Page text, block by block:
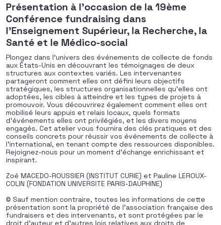
Présentation à l'occasion de la 19ème
Conférence fundraising dans
l'Enseignement Supérieur, la Recherche, la
Santé et le Médico-social
Plongez dans l’univers des événements de collecte de fonds
aux États-Unis en découvrant les témoignages de deux
structures aux contextes variés. Les intervenantes
partageront comment elles ont défini leurs objectifs
stratégiques, les structures organisationnelles qu’elles ont
adoptées, les cibles à atteindre et les types de projets à
promouvoir. Vous découvrirez également comment elles ont
mobilisé leurs appuis et relais locaux, quels formats
d’événements elles ont privilégiés, et les divers moyens
engagés. Cet atelier vous fournira des clés pratiques et des
conseils concrets pour réussir vos événements de collecte à
l’international, en tenant compte des ressources disponibles.
Rejoignez-nous pour un moment d’échange enrichissant et
inspirant.
Zoé MACEDO-ROUSSIER (INSTITUT CURIE) et Pauline LEROUX-
COLIN (FONDATION UNIVERSITE PARIS-DAUPHINE)
© Sauf mention contraire, toutes les informations de cette
présentation sont la propriété de l’association française des
fundraisers et des intervenants, et sont protégées par le
droit d’auteur et d’autres lois relatives aux droits de